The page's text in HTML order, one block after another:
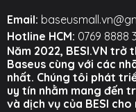
⚙️TÍNH NĂNG NỔI BẬT
Thiết kế 3 trong
và Micro USB.
Hỗ trợ sạc siêu
Type-C cho các
Email:
Hotline HCM: 0769 8888
Năm 2022, BESI.VN trở
Baseus cùng với các
nhất. Chúng tôi phát
uy tín nhằm mang đến
và dịch vụ của BESI